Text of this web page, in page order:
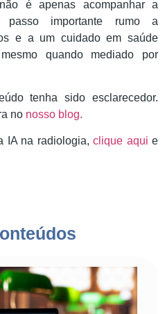
é apenas acompanhar a
importante rumo a
e a um cuidado em saúde
quando mediado por
tenha sido esclarecedor.
no nosso blog.
IA na radiologia, clique aqui e